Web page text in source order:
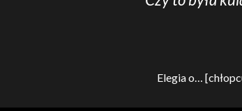
Elegia o…